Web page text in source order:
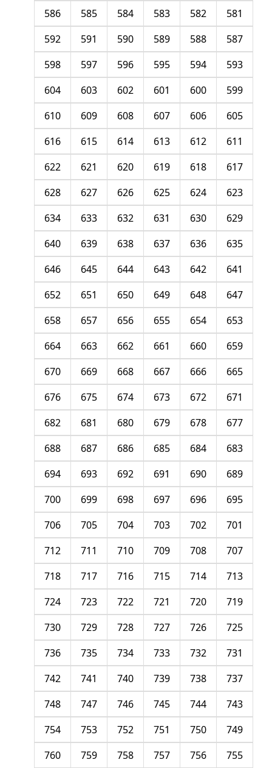
581
582
583
584
585
586
587
588
589
590
591
592
593
594
595
596
597
598
599
600
601
602
603
604
605
606
607
608
609
610
611
612
613
614
615
616
617
618
619
620
621
622
623
624
625
626
627
628
629
630
631
632
633
634
635
636
637
638
639
640
641
642
643
644
645
646
647
648
649
650
651
652
653
654
655
656
657
658
659
660
661
662
663
664
665
666
667
668
669
670
671
672
673
674
675
676
677
678
679
680
681
682
683
684
685
686
687
688
689
690
691
692
693
694
695
696
697
698
699
700
701
702
703
704
705
706
707
708
709
710
711
712
713
714
715
716
717
718
719
720
721
722
723
724
725
726
727
728
729
730
731
732
733
734
735
736
737
738
739
740
741
742
743
744
745
746
747
748
749
750
751
752
753
754
755
756
757
758
759
760